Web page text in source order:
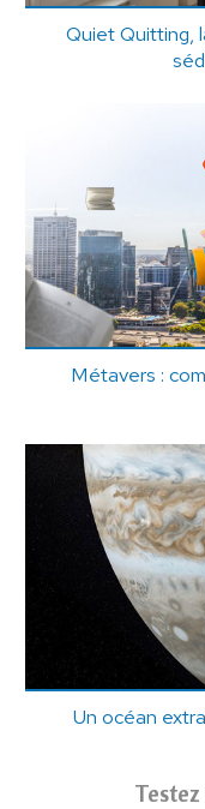
Quiet Quitting,
Métavers :
Un océan